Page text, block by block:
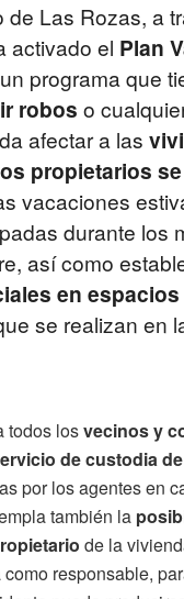
de Las Rozas, a
activado el Plan
programa que
robos o
afectar a las
propietarios
vacaciones
durante los
así como
en
se realizan en
todos losvecinos y
de custodia
por los agentes en
también la
de la
responsable,